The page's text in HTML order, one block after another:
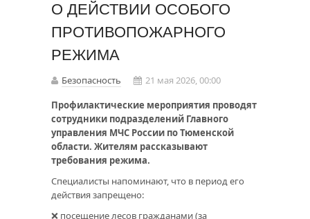
О ДЕЙСТВИИ ОСОБОГО
ПРОТИВОПОЖАРНОГО
РЕЖИМА
Безопасность
21 мая 2026, 00:00
Профилактические мероприятия проводят
сотрудники подразделений Главного
управления МЧС России по Тюменской
области. Жителям рассказывают
требования режима.
Специалисты напоминают, что в период его
действия запрещено:
❌ посещение лесов гражданами (за